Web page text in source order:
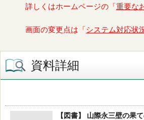
詳しくはホームページの「 重要な
画面の変更点は「 システム対応状
資料詳細
【図書】 山際永三壁の果